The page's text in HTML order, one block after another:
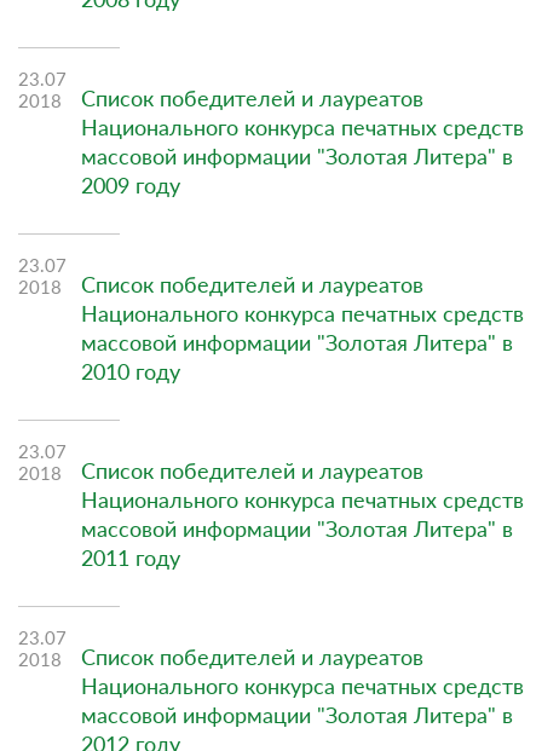
23.07
2018
Список победителей и лауреатов
Национального конкурса печатных средств
массовой информации "Золотая Литера" в
2009 году
23.07
2018
Список победителей и лауреатов
Национального конкурса печатных средств
массовой информации "Золотая Литера" в
2010 году
23.07
2018
Список победителей и лауреатов
Национального конкурса печатных средств
массовой информации "Золотая Литера" в
2011 году
23.07
2018
Список победителей и лауреатов
Национального конкурса печатных средств
массовой информации "Золотая Литера" в
2012 году